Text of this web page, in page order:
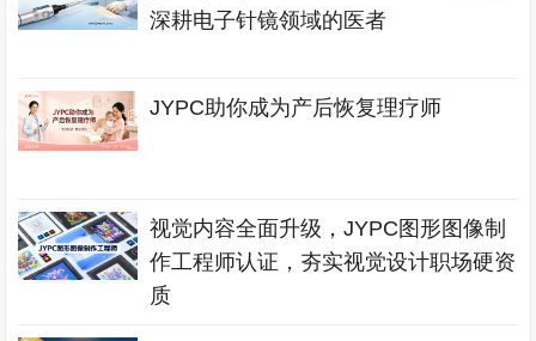
深耕电子针镜领域的医者
JYPC助你成为产后恢复理疗师
视觉内容全面升级，JYPC图形图像制
作工程师认证，夯实视觉设计职场硬资
质